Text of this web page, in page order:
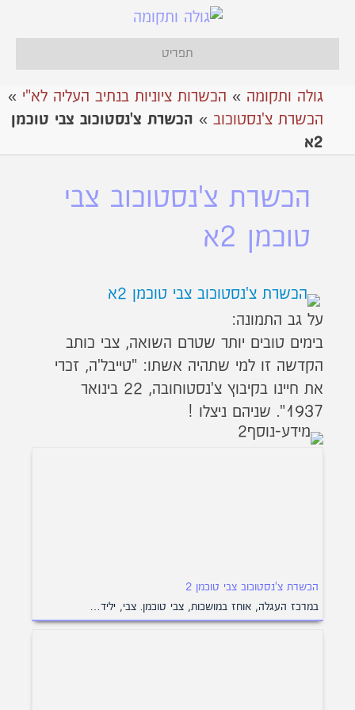
תפריט
גולה ותקומה » הכשרות ציוניות בנתיב העליה לא"י »
הכשרת צ'נסטוכוב » הכשרת צ'נסטוכוב צבי טוכמן
2א
הכשרת צ'נסטוכוב צבי
טוכמן 2א
על גב התמונה:
בימים טובים יותר שטרם השואה, צבי כותב
הקדשה זו למי שתהיה אשתו: "טייבל'ה, זכרי
את חיינו בקיבוץ צ'נסטוחובה, 22 בינואר
1937". שניהם ניצלו !
הכשרת צ'נסטוכוב צבי טוכמן 2
במרכז העגלה, אוחז במושכות, צבי טוכמן. צבי, יליד…